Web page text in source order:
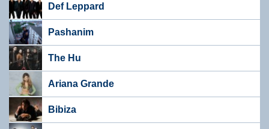
Def Leppard
Pashanim
The Hu
Ariana Grande
Bibiza